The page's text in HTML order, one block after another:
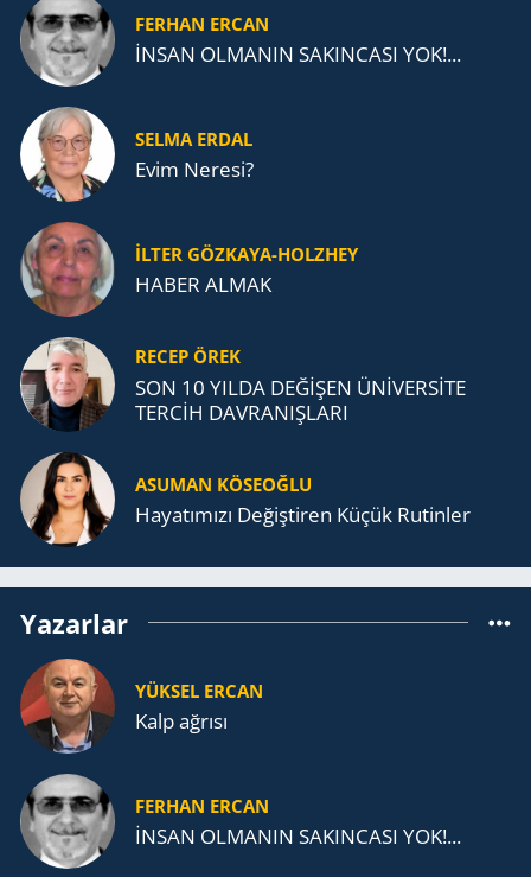
FERHAN ERCAN
İNSAN OLMANIN SAKINCASI YOK!...
SELMA ERDAL
Evim Neresi?
İLTER GÖZKAYA-HOLZHEY
HABER ALMAK
RECEP ÖREK
SON 10 YILDA DEĞİŞEN ÜNİVERSİTE
TERCİH DAVRANIŞLARI
ASUMAN KÖSEOĞLU
Ha­ya­tı­mı­zı De­ğiş­ti­ren Küçük Ru­tin­ler
Yazarlar
YÜKSEL ERCAN
Kalp ağrısı
FERHAN ERCAN
İNSAN OLMANIN SAKINCASI YOK!...